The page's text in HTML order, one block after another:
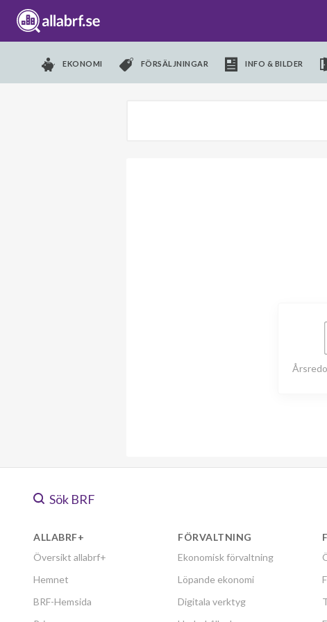
EKONOMI FÖRSÄLJNINGAR INFO & BILDER
Sök BRF
ALLABRF+
Översikt allabrf+
Hemnet
BRF-Hemsida
FÖRVALTNING
Ekonomisk förvaltning
Löpande ekonomi
Digitala verktyg